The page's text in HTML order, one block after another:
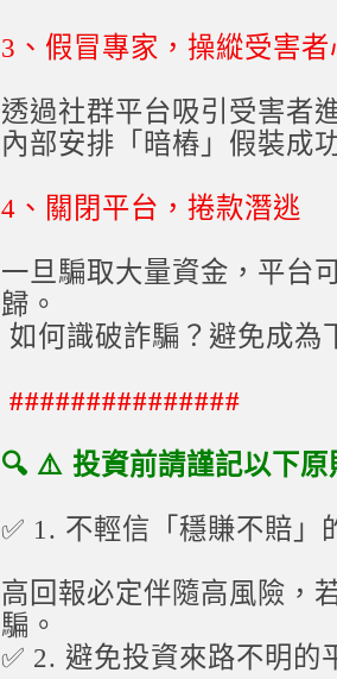
3、假冒專家，操縱受害者
透過社群平台吸引受害者
內部安排「暗樁」假裝成
4、關閉平台，捲款潛逃
一旦騙取大量資金，平台
歸。
如何識破詐騙？避免成為
###############
🔍 ⚠️ 投資前請謹記以下原
✅ 1. 不輕信「穩賺不賠」
高回報必定伴隨高風險，
騙。
✅ 2. 避免投資來路不明的